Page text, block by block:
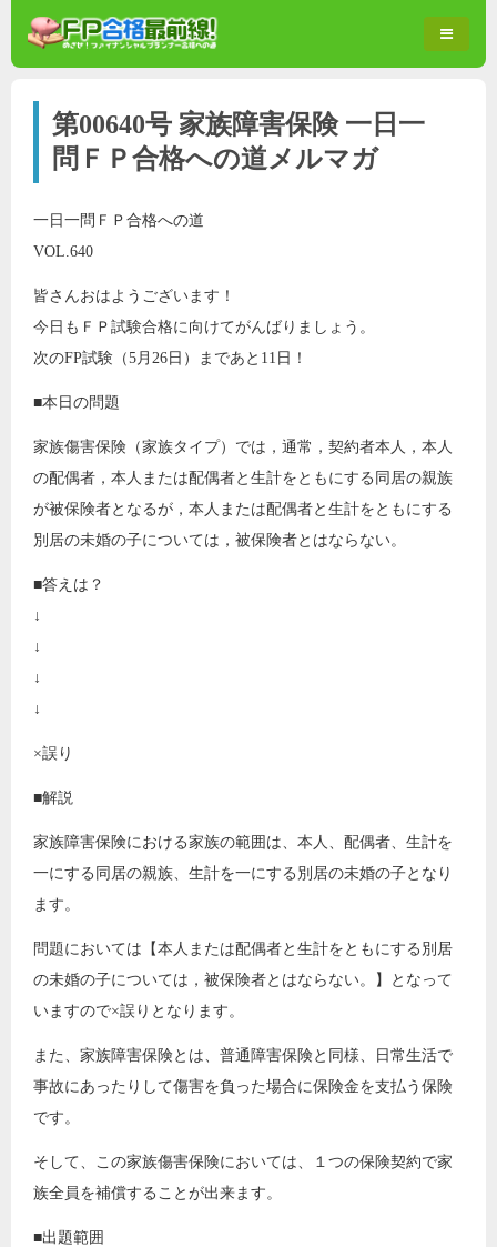
第00640号 家族障害保険 一日一
問ＦＰ合格への道メルマガ
一日一問ＦＰ合格への道
VOL.640
皆さんおはようございます！
今日もＦＰ試験合格に向けてがんばりましょう。
次のFP試験（5月26日）まであと11日！
■本日の問題
家族傷害保険（家族タイプ）では，通常，契約者本人，本人
の配偶者，本人または配偶者と生計をともにする同居の親族
が被保険者となるが，本人または配偶者と生計をともにする
別居の未婚の子については，被保険者とはならない。
■答えは？
↓
↓
↓
↓
×誤り
■解説
家族障害保険における家族の範囲は、本人、配偶者、生計を
一にする同居の親族、生計を一にする別居の未婚の子となり
ます。
問題においては【本人または配偶者と生計をともにする別居
の未婚の子については，被保険者とはならない。】となって
いますので×誤りとなります。
また、家族障害保険とは、普通障害保険と同様、日常生活で
事故にあったりして傷害を負った場合に保険金を支払う保険
です。
そして、この家族傷害保険においては、１つの保険契約で家
族全員を補償することが出来ます。
■出題範囲